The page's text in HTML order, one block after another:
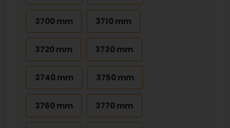
3700 mm 3710 mm
3720 mm 3730 mm
3740 mm 3750 mm
3760 mm 3770 mm